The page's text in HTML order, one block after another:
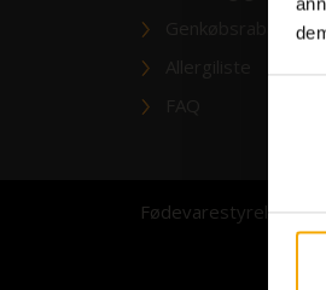
Fødevarestyrelsens